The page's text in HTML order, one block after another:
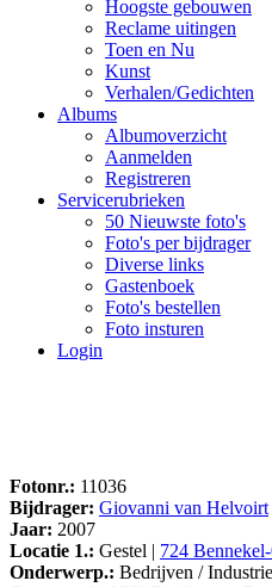
Hoogste gebouwen
Reclame uitingen
Toen en Nu
Kunst
Verhalen/Gedichten
Albums
Albumoverzicht
Aanmelden
Registreren
Servicerubrieken
50 Nieuwste foto's
Foto's per bijdrager
Diverse links
Gastenboek
Foto's bestellen
Foto insturen
Login
Fotonr.: 11036
Bijdrager: Giovanni van Helvoirt
Jaar: 2007
Locatie 1.: Gestel | 724
Onderwerp.: Bedrijven /